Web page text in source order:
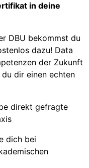
in deine
DBU bekommst du
dazu! Data
der Zukunft
dir einen echten
direkt gefragte
dich bei